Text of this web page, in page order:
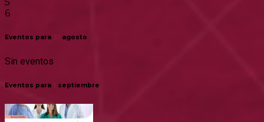
6
Eventos para agosto
Sin eventos
Eventos para septiembre